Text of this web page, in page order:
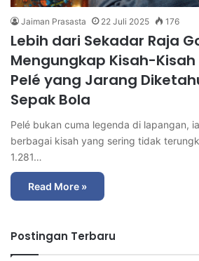
Jaiman Prasasta 22 Juli 2025 176
Lebih dari Sekadar Raja
Mengungkap Kisah-
Pelé yang Jarang
Sepak Bola
Pelé bukan cuma legenda di lapangan,
berbagai kisah yang sering tidak
1.281…
Read More »
Postingan Terbaru